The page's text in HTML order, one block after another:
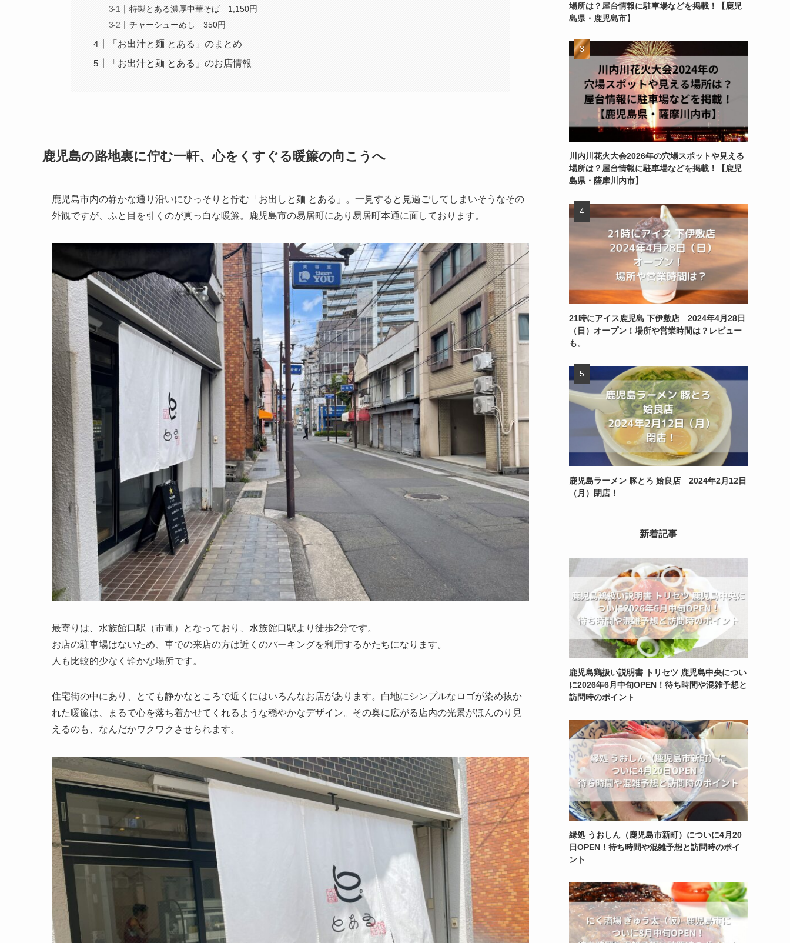
特製とある濃厚中華そば 1,150円
チャーシューめし 350円
「お出汁と麺 とある」のまとめ
「お出汁と麺 とある」のお店情報
鹿児島の路地裏に佇む一軒、心をくすぐる暖簾の向こうへ
鹿児島市内の静かな通り沿いにひっそりと佇む「お出しと麺 とある」。一見すると見過ごしてしまいそうなその
外観ですが、ふと目を引くのが真っ白な暖簾。鹿児島市の易居町にあり易居町本通に面しております。
最寄りは、水族館口駅（市電）となっており、水族館口駅より徒歩2分です。
お店の駐車場はないため、車での来店の方は近くのパーキングを利用するかたちになります。
人も比較的少なく静かな場所です。
住宅街の中にあり、とても静かなところで近くにはいろんなお店があります。白地にシンプルなロゴが染め抜か
れた暖簾は、まるで心を落ち着かせてくれるような穏やかなデザイン。その奥に広がる店内の光景がほんのり見
えるのも、なんだかワクワクさせられます。
場所は？屋台情報に駐車場などを掲載！【鹿児
島県・鹿児島市】
川内川花火大会2026年の穴場スポットや見える
場所は？屋台情報に駐車場などを掲載！【鹿児
島県・薩摩川内市】
21時にアイス鹿児島 下伊敷店 2024年4月28日
（日）オープン！場所や営業時間は？レビュー
も。
鹿児島ラーメン 豚とろ 姶良店 2024年2月12日
（月）閉店！
新着記事
鹿児島鶏扱い説明書 トリセツ 鹿児島中央につい
に2026年6月中旬OPEN！待ち時間や混雑予想と
訪問時のポイント
縁処 うおしん（鹿児島市新町）についに4月20
日OPEN！待ち時間や混雑予想と訪問時のポイ
ント